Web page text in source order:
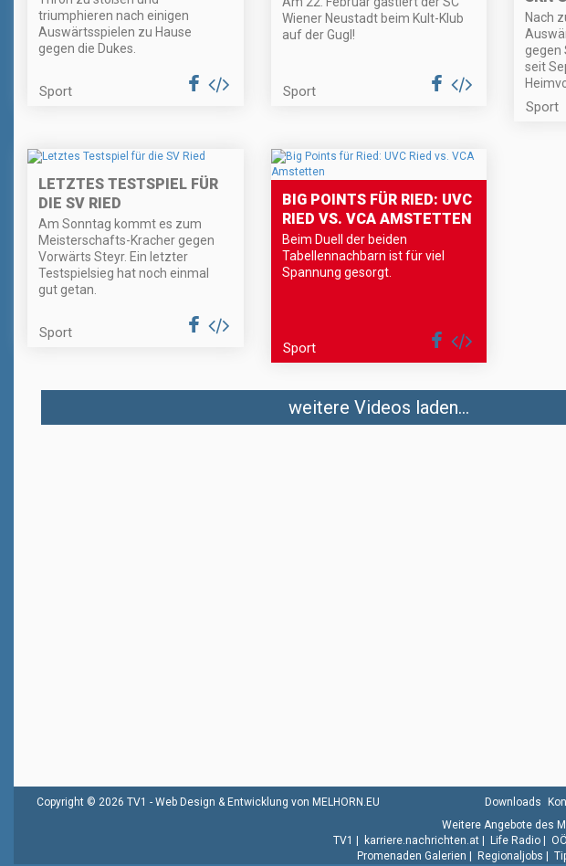
triumphieren nach einigen
Auswärtsspielen zu Hause
gegen die Dukes.
Sport
Wiener Neustadt beim Kult-Klub
auf der Gugl!
Sport
Nach
gegen
seit
Sport
LETZTES TESTSPIEL FÜR
DIE SV RIED
Am Sonntag kommt es zum
Meisterschafts-Kracher gegen
Vorwärts Steyr. Ein letzter
Testspielsieg hat noch einmal
gut getan.
Sport
BIG POINTS FÜR RIED: UVC
RIED VS. VCA AMSTETTEN
Beim Duell der beiden
Tabellennachbarn ist für viel
Spannung gesorgt.
Sport
weitere Videos laden...
Copyright © 2026 TV1 - Web Design & Entwicklung von MELHORN.EU Downloads
Weitere Angebote des
TV1
karriere.nachrichten.at Life Radio
Promenaden Galerien
Regionaljobs